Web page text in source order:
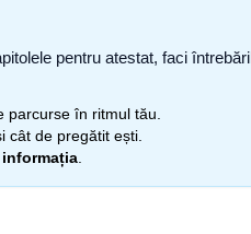
pentru atestat, faci
parcurse în ritmul tău.
cât de pregătit ești.